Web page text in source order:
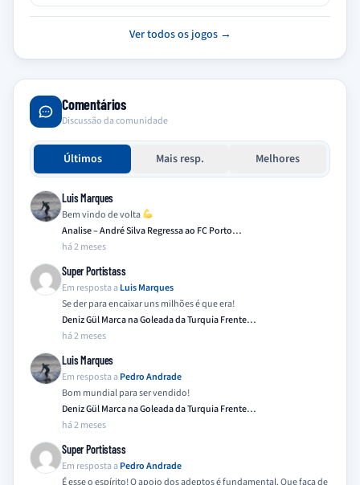
Ver todos os jogos →
Comentários
Discussão da comunidade
Últimos Mais resp. Melhores
Luis Marques
Bem vindo de volta
Analise – André Silva Regressa ao FC Porto…
há 2 meses
Super Portistass
Em resposta a Luis Marques
Se der para encaixar uns milhões é que era!
Deniz Gül Marca na Goleada da Turquia Frente…
há 2 meses
Luis Marques
Em resposta a Pedro Andrade
Bom mundial para ser vendido!
Deniz Gül Marca na Goleada da Turquia Frente…
há 2 meses
Super Portistass
Em resposta a Pedro Andrade